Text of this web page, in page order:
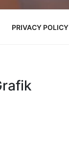
PRIVACY POLICY